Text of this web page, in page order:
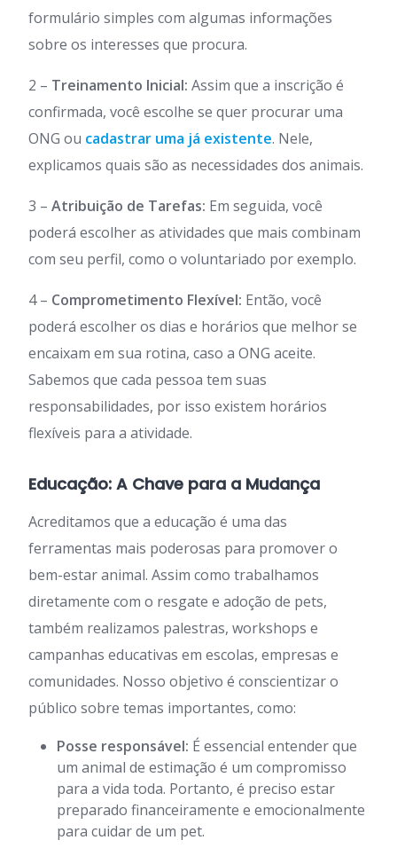
formulário simples com algumas informações
sobre os interesses que procura.
2 – Treinamento Inicial: Assim que a inscrição é
confirmada, você escolhe se quer procurar uma
ONG ou cadastrar uma já existente. Nele,
explicamos quais são as necessidades dos animais.
3 – Atribuição de Tarefas: Em seguida, você
poderá escolher as atividades que mais combinam
com seu perfil, como o voluntariado por exemplo.
4 – Comprometimento Flexível: Então, você
poderá escolher os dias e horários que melhor se
encaixam em sua rotina, caso a ONG aceite.
Sabemos que cada pessoa tem suas
responsabilidades, por isso existem horários
flexíveis para a atividade.
Educação: A Chave para a Mudança
Acreditamos que a educação é uma das
ferramentas mais poderosas para promover o
bem-estar animal. Assim como trabalhamos
diretamente com o resgate e adoção de pets,
também realizamos palestras, workshops e
campanhas educativas em escolas, empresas e
comunidades. Nosso objetivo é conscientizar o
público sobre temas importantes, como:
Posse responsável: É essencial entender que
um animal de estimação é um compromisso
para a vida toda. Portanto, é preciso estar
preparado financeiramente e emocionalmente
para cuidar de um pet.